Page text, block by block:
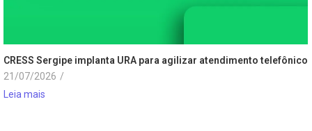
CRESS Sergipe implanta URA para agilizar atendimento telefônico
21/07/2026 /
Leia mais